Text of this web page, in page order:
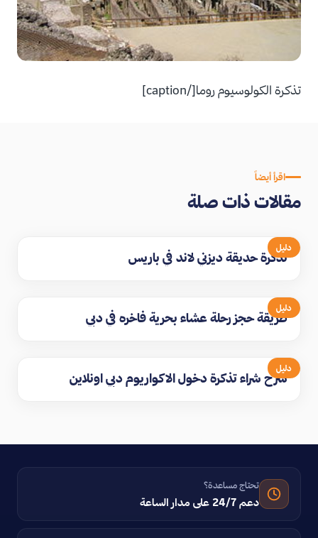
تذكرة الكولوسيوم روما[/caption]
اقرأ أيضاً
مقالات ذات صلة
دليل
تذكرة حديقة ديزني لاند في باريس
دليل
طريقة حجز رحلة عشاء بحرية فاخره في دبي
دليل
شرح شراء تذكرة دخول الاكواريوم دبي اونلاين
تحتاج مساعدة؟
دعم 24/7 على مدار الساعة